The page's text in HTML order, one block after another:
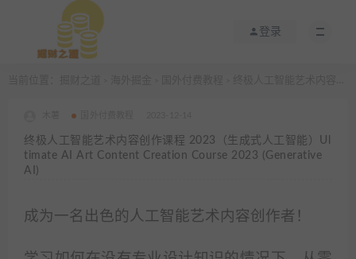
登录
终极人工智能艺术内容创作课程 2023（生成式人工智能）Ul
timate AI Art Content Creation Course 2023 (Generative
AI)
成为一名出色的人工智能艺术内容创作者！